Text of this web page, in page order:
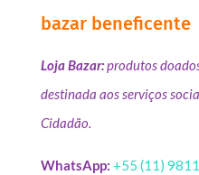
bazar beneficente
Loja Bazar:produtos
destinada aos serviços
Cidadão.
WhatsApp: +55 (11)